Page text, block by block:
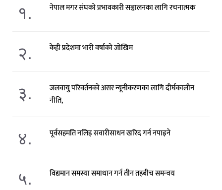
१. नेपाल मगर संघको प्रभावकारी सञ्चालनका लागि रचनात्मक
२. केही प्रदेशमा भारी वर्षाको जोखिम
३.
जलवायु परिवर्तनको असर न्यूनीकरणका लागि दीर्घकालीन
नीति,
४. पूर्वसहमति नलिइ सवारीसाधन खरिद गर्न नपाइने
५. विद्यमान समस्या समाधान गर्न तीन तहबीच समन्वय